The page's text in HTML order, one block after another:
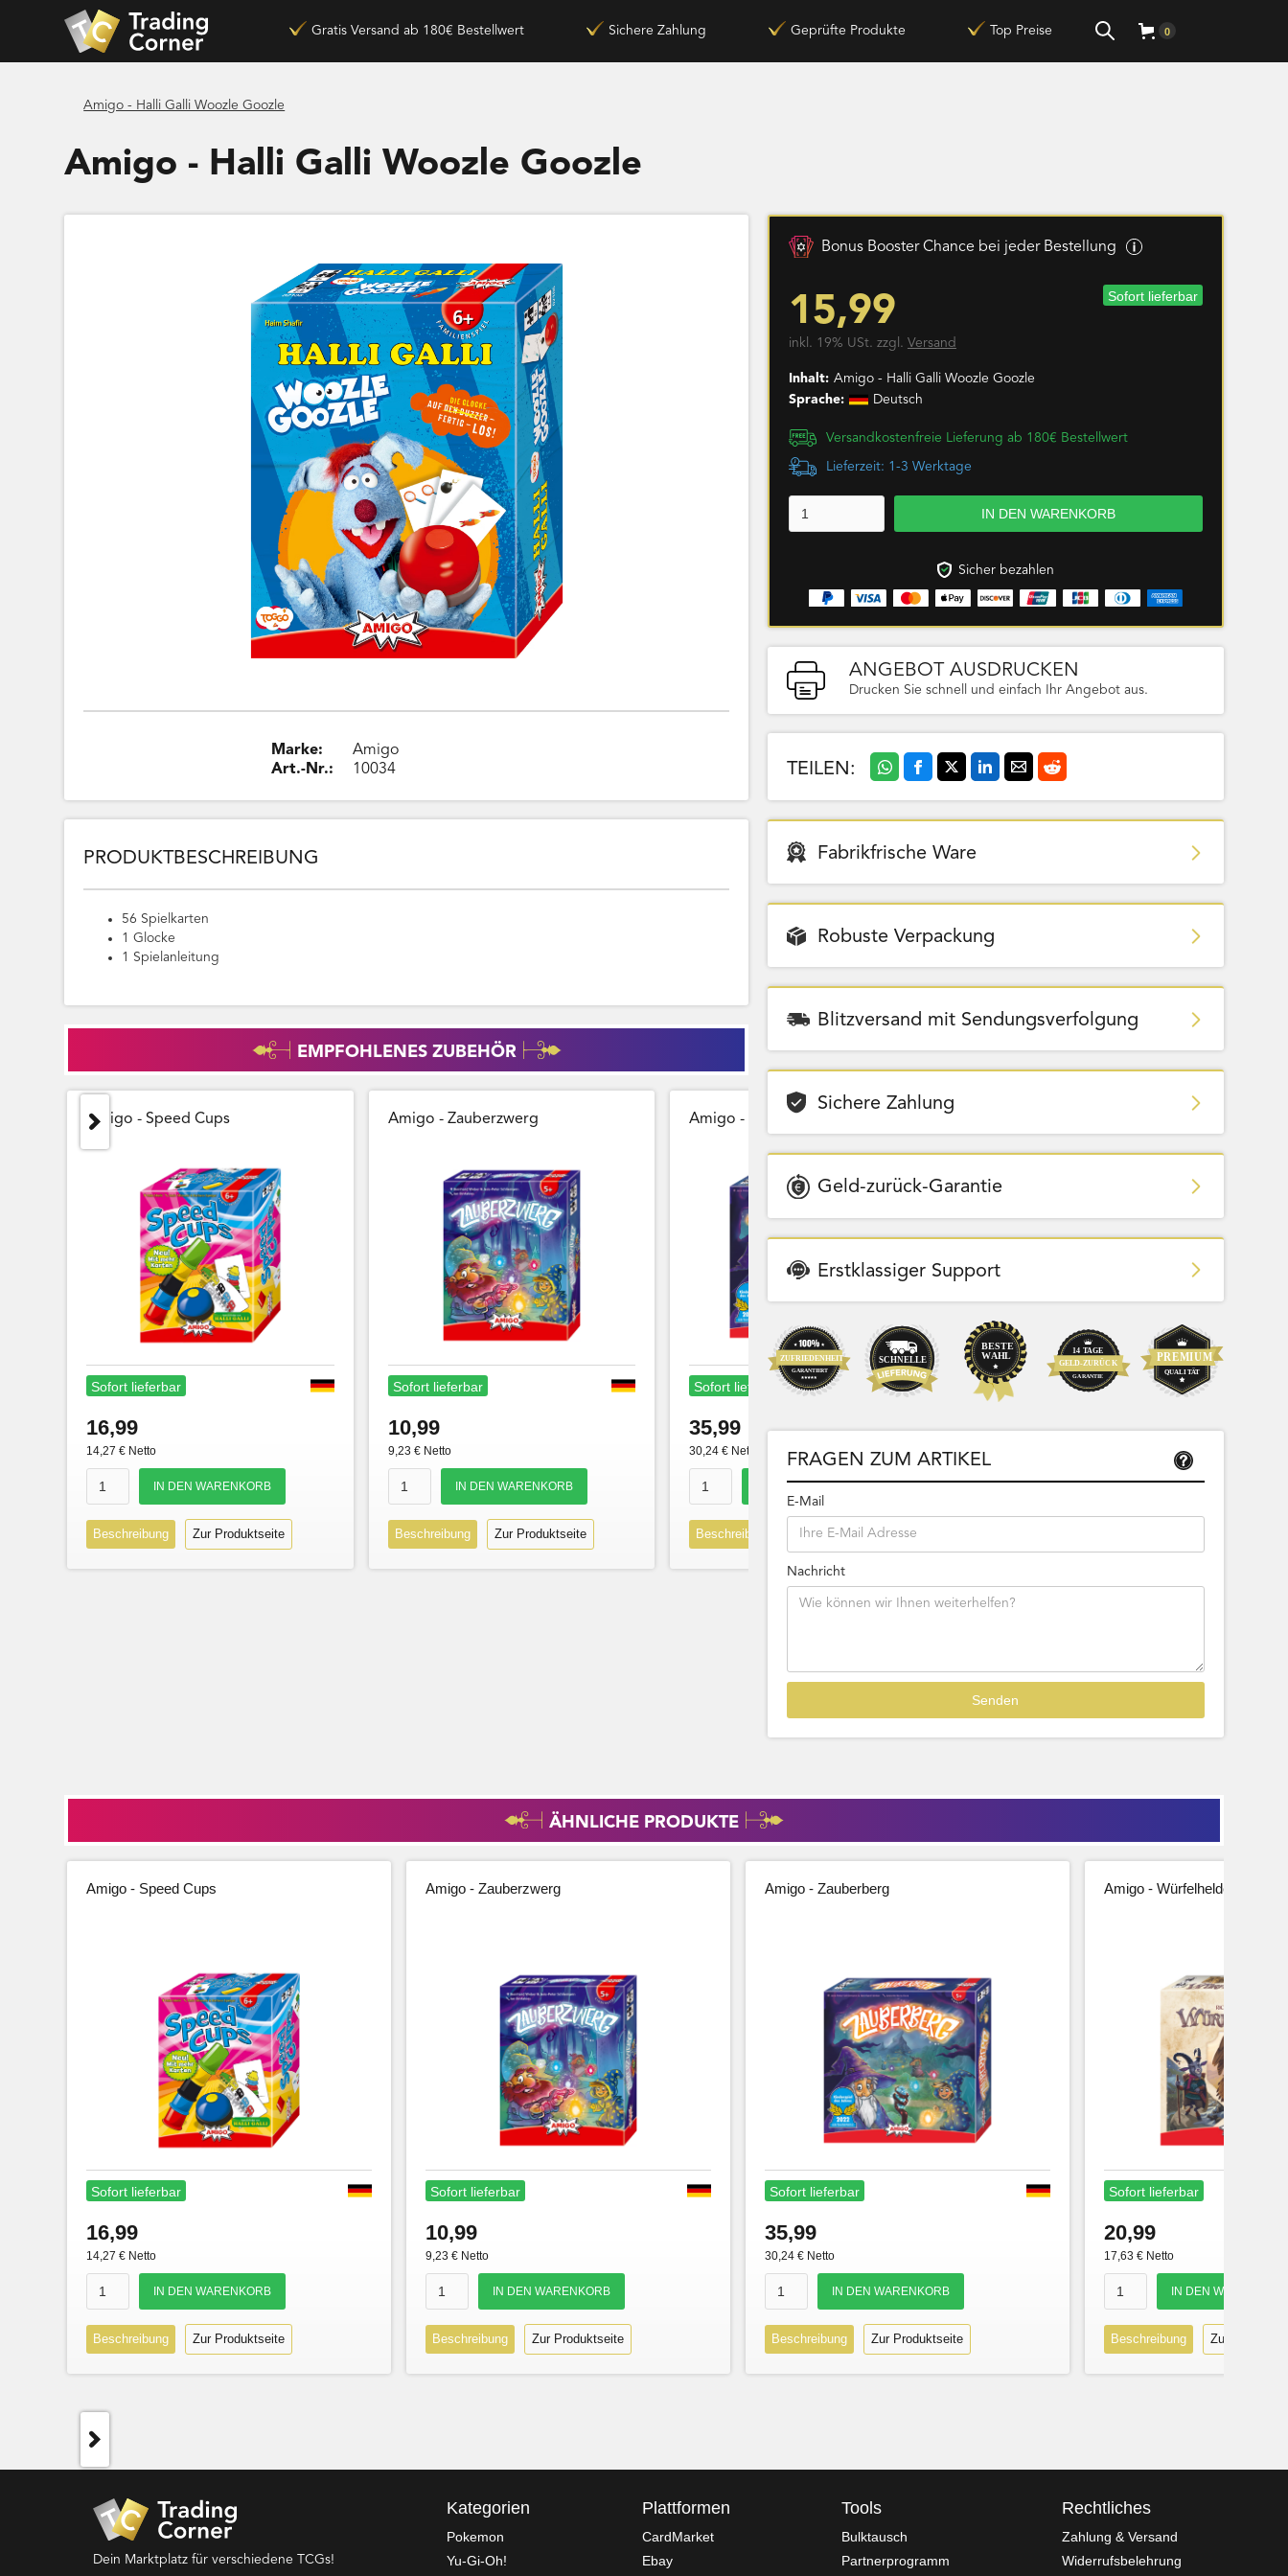
Gratis Versand ab 180€ Bestellwert Sichere Zahlung Geprüfte Produkte Top Preise 0
Amigo - Halli Galli Woozle Goozle
Amigo - Halli Galli Woozle Goozle
Marke:
Art.-Nr.:
Amigo
10034
Bonus Booster Chance bei jeder Bestellung
15,99 Sofort lieferbar
inkl. 19% USt. zzgl. Versand
Inhalt: Amigo - Halli Galli Woozle Goozle
Sprache:
Deutsch
Versandkostenfreie Lieferung ab 180€ Bestellwert
Lieferzeit: 1-3 Werktage
Sicher bezahlen
ANGEBOT AUSDRUCKEN
Drucken Sie schnell und einfach Ihr Angebot aus.
TEILEN:
PRODUKTBESCHREIBUNG
56 Spielkarten
1 Glocke
1 Spielanleitung
EMPFOHLENES ZUBEHÖR
Amigo - Speed Cups
Sofort lieferbar
16,99
14,27 € Netto
Beschreibung Zur Produktseite
Amigo - Zauberzwerg
Sofort lieferbar
10,99
9,23 € Netto
Beschreibung Zur Produktseite
Amigo - Zauberberg
Sofort lieferbar
35,99
30,24 € Netto
Beschreibung Zur Produktseite
Sofort lieferbar
20,99
Fabrikfrische Ware
Robuste Verpackung
Blitzversand mit Sendungsverfolgung
Sichere Zahlung
Geld-zurück-Garantie
Erstklassiger Support
FRAGEN ZUM ARTIKEL
E-Mail
Nachricht
ÄHNLICHE PRODUKTE
Amigo - Speed Cups
Sofort lieferbar
16,99
14,27 € Netto
Beschreibung Zur Produktseite
Amigo - Zauberzwerg
Sofort lieferbar
10,99
9,23 € Netto
Beschreibung Zur Produktseite
Amigo - Zauberberg
Sofort lieferbar
35,99
30,24 € Netto
Beschreibung Zur Produktseite
Amigo - Würfelhelden
Sofort lieferbar
20,99
17,63 € Netto
Beschreibung Zur
Dein Marktplatz für verschiedene TCGs!
Kategorien
Pokemon
Yu-Gi-Oh!
Plattformen
CardMarket
Ebay
Tools
Bulktausch
Partnerprogramm
Rechtliches
Zahlung & Versand
Widerrufsbelehrung